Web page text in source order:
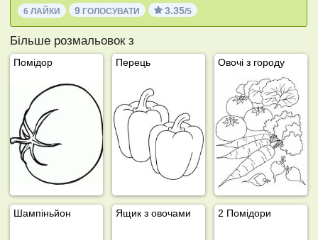
6 ЛАЙКИ 9 ГОЛОСУВАТИ 3.35/5
Більше розмальовок з
Помідор Перець Овочі з городу
Шампіньйон Ящик з овочами 2 Помідори